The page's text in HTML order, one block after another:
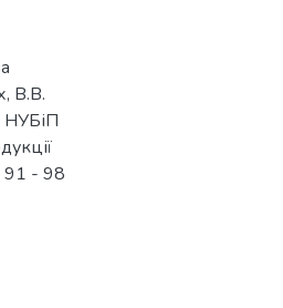
В.В.
НУБіП
91 - 98